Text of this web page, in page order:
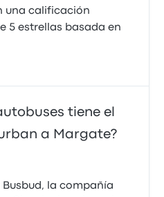
una calificación
5 estrellas basada en
tiene el
a Margate?
Busbud, la compañía